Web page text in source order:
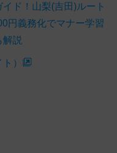
ド！山梨(吉田)ルート
円義務化でマナー学習
解説
）